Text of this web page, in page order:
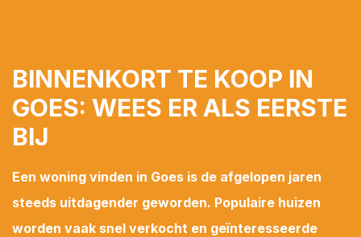
BINNENKORT TE KOOP IN
GOES: WEES ER ALS EERSTE
BIJ
Een woning vinden in Goes is de afgelopen jaren
steeds uitdagender geworden. Populaire huizen
worden vaak snel verkocht en geïnteresseerde
PLAN EEN AFSPRAAK
ZOEKOPDRACHT
PLAATSEN